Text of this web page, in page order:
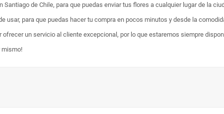
de Chile, para que puedas enviar tus flores a cualquier lugar de la
usar, para que puedas hacer tu compra en pocos minutos y desde la
un servicio al cliente excepcional, por lo que estaremos siempre
mismo!